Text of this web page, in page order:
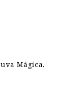
Mágica.